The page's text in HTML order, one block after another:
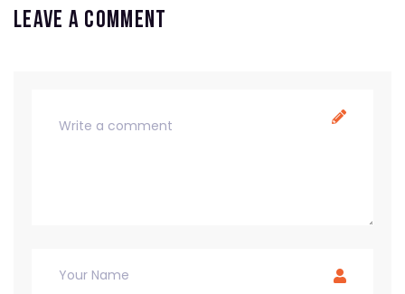
Leave a comment